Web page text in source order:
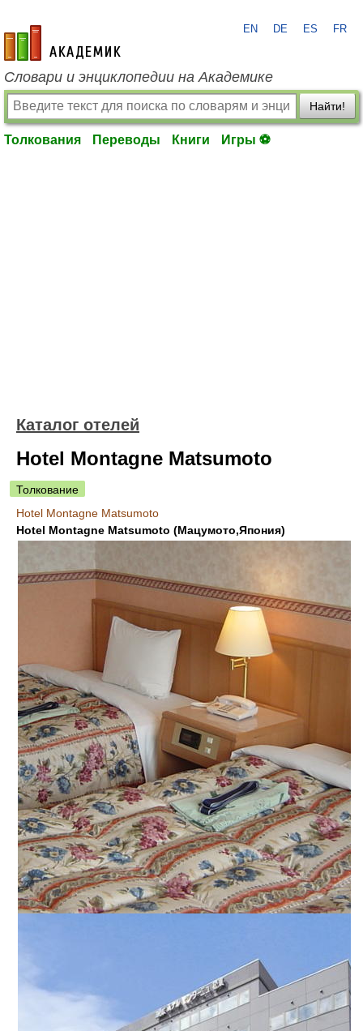
academic.ru
EN DE ES FR
Словари и энциклопедии на Академике
Найти!
Толкования Переводы Книги Игры ⚽
Каталог отелей
Hotel Montagne Matsumoto
Толкование
Hotel Montagne Matsumoto
Hotel Montagne Matsumoto (Мацумото,Япония)